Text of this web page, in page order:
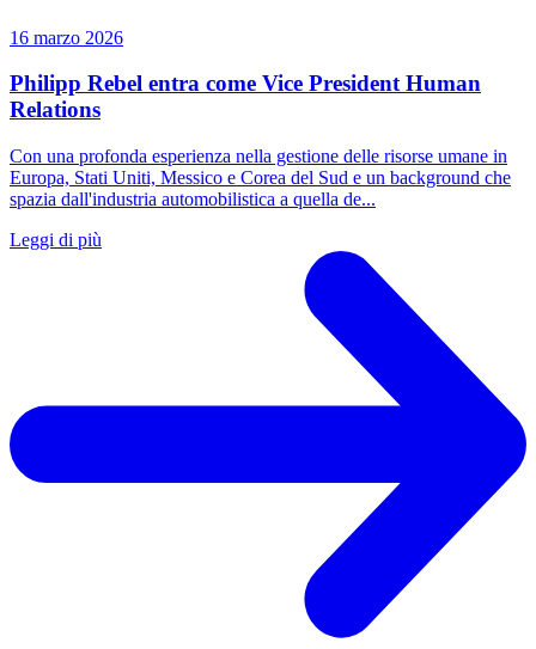
16 marzo 2026
Philipp Rebel entra come Vice President Human
Relations
Con una profonda esperienza nella gestione delle risorse umane in
Europa, Stati Uniti, Messico e Corea del Sud e un background che
spazia dall'industria automobilistica a quella de...
Leggi di più